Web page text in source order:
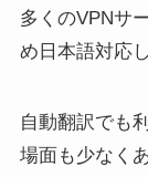
多くのVPNサ
め日本語対応
自動翻訳でも
場面も少なく